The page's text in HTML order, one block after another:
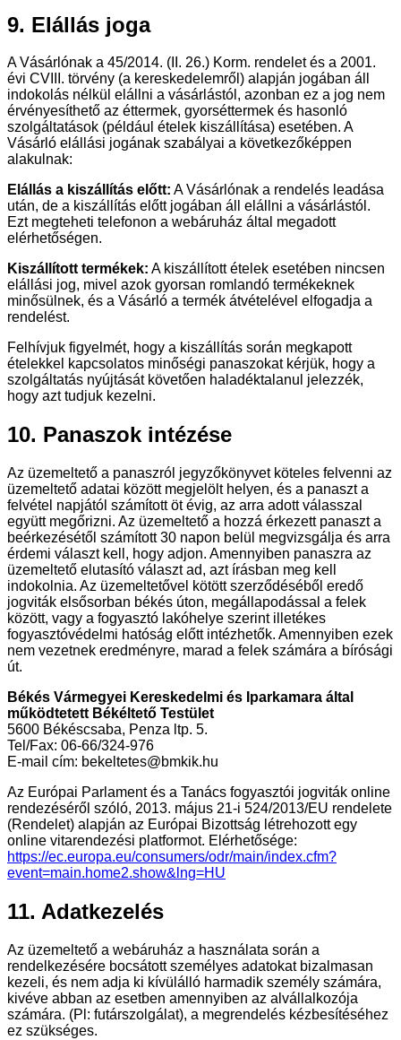
9. Elállás joga
A Vásárlónak a 45/2014. (II. 26.) Korm. rendelet és a 2001.
évi CVIII. törvény (a kereskedelemről) alapján jogában áll
indokolás nélkül elállni a vásárlástól, azonban ez a jog nem
érvényesíthető az éttermek, gyorséttermek és hasonló
szolgáltatások (például ételek kiszállítása) esetében. A
Vásárló elállási jogának szabályai a következőképpen
alakulnak:
Elállás a kiszállítás előtt: A Vásárlónak a rendelés leadása
után, de a kiszállítás előtt jogában áll elállni a vásárlástól.
Ezt megteheti telefonon a webáruház által megadott
elérhetőségen.
Kiszállított termékek: A kiszállított ételek esetében nincsen
elállási jog, mivel azok gyorsan romlandó termékeknek
minősülnek, és a Vásárló a termék átvételével elfogadja a
rendelést.
Felhívjuk figyelmét, hogy a kiszállítás során megkapott
ételekkel kapcsolatos minőségi panaszokat kérjük, hogy a
szolgáltatás nyújtását követően haladéktalanul jelezzék,
hogy azt tudjuk kezelni.
10. Panaszok intézése
Az üzemeltető a panaszról jegyzőkönyvet köteles felvenni az
üzemeltető adatai között megjelölt helyen, és a panaszt a
felvétel napjától számított öt évig, az arra adott válasszal
együtt megőrizni. Az üzemeltető a hozzá érkezett panaszt a
beérkezésétől számított 30 napon belül megvizsgálja és arra
érdemi választ kell, hogy adjon. Amennyiben panaszra az
üzemeltető elutasító választ ad, azt írásban meg kell
indokolnia. Az üzemeltetővel kötött szerződéséből eredő
jogviták elsősorban békés úton, megállapodással a felek
között, vagy a fogyasztó lakóhelye szerint illetékes
fogyasztóvédelmi hatóság előtt intézhetők. Amennyiben ezek
nem vezetnek eredményre, marad a felek számára a bírósági
út.
Békés Vármegyei Kereskedelmi és Iparkamara által
működtetett Békéltető Testület
5600 Békéscsaba, Penza ltp. 5.
Tel/Fax: 06-66/324-976
E-mail cím: bekeltetes@bmkik.hu
Az Európai Parlament és a Tanács fogyasztói jogviták online
rendezéséről szóló, 2013. május 21-i 524/2013/EU rendelete
(Rendelet) alapján az Európai Bizottság létrehozott egy
online vitarendezési platformot. Elérhetősége:
https://ec.europa.eu/consumers/odr/main/index.cfm?
event=main.home2.show&lng=HU
11. Adatkezelés
Az üzemeltető a webáruház a használata során a
rendelkezésére bocsátott személyes adatokat bizalmasan
kezeli, és nem adja ki kívülálló harmadik személy számára,
kivéve abban az esetben amennyiben az alvállalkozója
számára. (Pl: futárszolgálat), a megrendelés kézbesítéséhez
ez szükséges.